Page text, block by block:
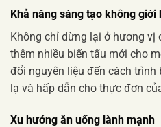
Khả năng sáng tạo không giới
Không chỉ dừng lại ở hương vị
thêm nhiều biến tấu mới cho
đổi nguyên liệu đến cách
lạ và hấp dẫn cho thực đơn
Xu hướng ăn uống lành mạnh